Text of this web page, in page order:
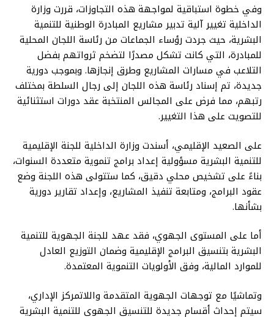
وفي خطوة استباقية لمواجهة هذه التجاوزات، قررت وزارة
الداخلية تغيير آلية تدبير مشاريع المبادرة الوطنية للتنمية
البشرية، حيث جردت رؤساء الجماعات من رئاسة اللجان المحلية
للمبادرة، التي كانت تشكل مصدرًا لتضخم ثرواتهم بفضل
التلاعب في مسارات المشاريع وطرق إنجازها. وبموجب دورية
جديدة، تم إسناد رئاسة هذه اللجان إلى رجال السلطة بمختلف
رتبهم، مما فرض على المجالس المنتخبة عقد دورات استثنائية
للتصويت على هذا التغيير.
على الصعيد الإقليمي، أسندت وزارة الداخلية للجنة الإقليمية
للتنمية البشرية مسؤولية إعداد برامج تنموية متعددة السنوات،
بناءً على تشخيص محلي دقيق، كما ستتولى هذه اللجنة وضع
عقود البرامج، ومتابعة تنفيذ المشاريع، وإعداد تقارير دورية
بشأنها.
أما على المستوى الجهوي، فقد عهد للجنة الجهوية للتنمية
البشرية بتنسيق البرامج الإقليمية وضمان التوزيع العادل
للموارد المالية، وفق الأولويات التنموية المعتمدة.
وتماشيًا مع توجهات الجهوية المتقدمة واللاتمركز الإداري،
سيتم إحداث أقسام جديدة للتنسيق الجهوي للتنمية البشرية